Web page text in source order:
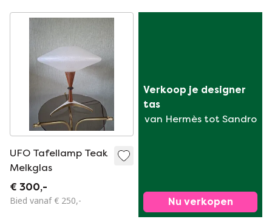
UFO Tafellamp Teak
Melkglas
€ 300,-
Bied vanaf € 250,-
Verkoop je designer
tas
van Hermès tot Sandro
Nu verkopen